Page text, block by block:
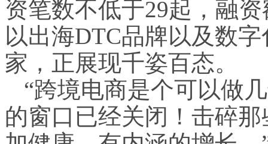
资笔数不低于29起，融
以出海DTC品牌以及数
家，正展现千姿百态。
“跨境电商是个可以做
的窗口已经关闭！击碎